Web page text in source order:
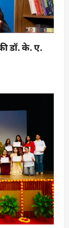
डॉ. के. ए.